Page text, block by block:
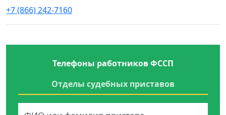
+7 (866) 242-7160
Телефоны работников ФССП
Отделы судебных приставов